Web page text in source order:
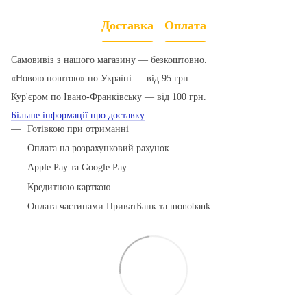
Доставка Оплата
Самовивіз з нашого магазину — безкоштовно.
«Новою поштою» по Україні — від 95 грн.
Кур'єром по Івано-Франківську — від 100 грн.
Більше інформації про доставку
Готівкою при отриманні
Оплата на розрахунковий рахунок
Apple Pay та Google Pay
Кредитною карткою
Оплата частинами ПриватБанк та monobank